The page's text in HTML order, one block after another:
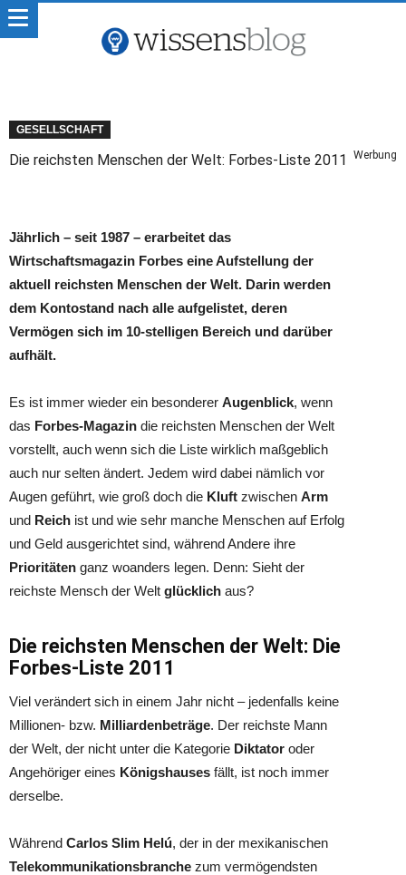
GESELLSCHAFT
Die reichsten Menschen der Welt: Forbes-Liste 2011 Werbung
Jährlich – seit 1987 – erarbeitet das
Wirtschaftsmagazin Forbes eine Aufstellung der
aktuell reichsten Menschen der Welt. Darin werden
dem Kontostand nach alle aufgelistet, deren
Vermögen sich im 10-stelligen Bereich und darüber
aufhält.
Es ist immer wieder ein besonderer Augenblick, wenn
das Forbes-Magazin die reichsten Menschen der Welt
vorstellt, auch wenn sich die Liste wirklich maßgeblich
auch nur selten ändert. Jedem wird dabei nämlich vor
Augen geführt, wie groß doch die Kluft zwischen Arm
und Reich ist und wie sehr manche Menschen auf Erfolg
und Geld ausgerichtet sind, während Andere ihre
Prioritäten ganz woanders legen. Denn: Sieht der
reichste Mensch der Welt glücklich aus?
Die reichsten Menschen der Welt: Die
Forbes-Liste 2011
Viel verändert sich in einem Jahr nicht – jedenfalls keine
Millionen- bzw. Milliardenbeträge. Der reichste Mann
der Welt, der nicht unter die Kategorie Diktator oder
Angehöriger eines Königshauses fällt, ist noch immer
derselbe.
Während Carlos Slim Helú, der in der mexikanischen
Telekommunikationsbranche zum vermögendsten